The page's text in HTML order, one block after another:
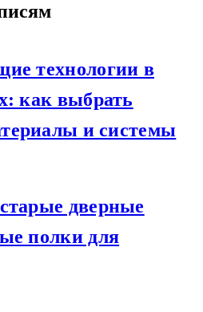
технологии в
как выбрать
и системы
дверные
полки для